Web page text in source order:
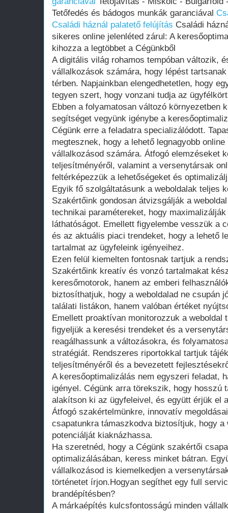
Tetőfedés és bádogos munkák garanciával
Családi háznál palatető felújítás Családi
sikeres online jelenléted zárul: A
kihozza a legtöbbet a Cégünkből
A digitális világ rohamos tempóban változik,
vállalkozások számára, hogy lépést
térben. Napjainkban elengedhetetlen, hogy
tegyen szert, hogy vonzani tudja az
Ebben a folyamatosan változó környezetben
segítséget vegyünk igénybe a
Cégünk erre a feladatra specializálódott.
megtesznek, hogy a lehető legnagyobb
vállalkozásod számára. Átfogó elemzéseket
teljesítményéről, valamint a versenytársak
feltérképezzük a lehetőségeket és
Egyik fő szolgáltatásunk a weboldalak teljes
Szakértőink gondosan átvizsgálják a
technikai paramétereket, hogy
láthatóságot. Emellett figyelembe vesszük a
és az aktuális piaci trendeket, hogy a lehető
tartalmat az ügyfeleink igényeihez.
Ezen felül kiemelten fontosnak tartjuk a
Szakértőink kreatív és vonzó tartalmakat
keresőmotorok, hanem az emberi
biztosíthatjuk, hogy a weboldalad ne csupán
találati listákon, hanem valóban értéket
Emellett proaktívan monitorozzuk a weboldal
figyeljük a keresési trendeket és a
reagálhassunk a változásokra, és
stratégiát. Rendszeres riportokkal tartjuk
teljesítményéről és a bevezetett
A keresőoptimalizálás nem egyszeri feladat,
igényel. Cégünk arra törekszik, hogy hosszú
alakítson ki az ügyfeleivel, és együtt érjük el
Átfogó szakértelmünkre, innovatív
csapatunkra támaszkodva biztosítjuk, hogy a
potenciálját kiaknázhassa.
Ha szeretnéd, hogy a Cégünk szakértői
optimalizálásában, keress minket bátran.
vállalkozásod is kiemelkedjen a
történetet írjon.Hogyan segíthet egy full
brandépítésben?
A márkaépítés kulcsfontosságú minden